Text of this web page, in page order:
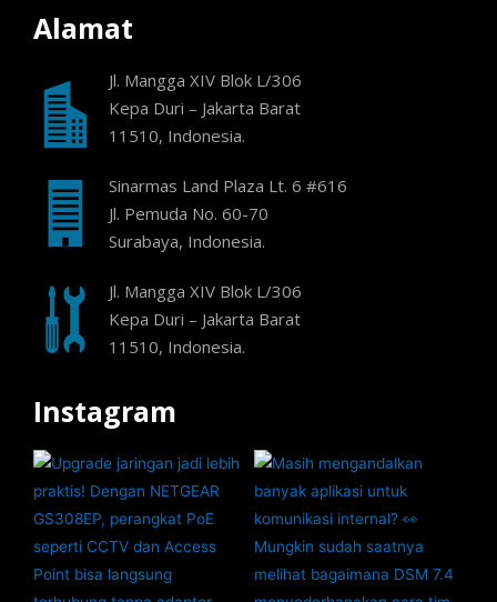
Alamat
Jl. Mangga XIV Blok L/306
Kepa Duri – Jakarta Barat
11510, Indonesia.
Sinarmas Land Plaza Lt. 6 #616
Jl. Pemuda No. 60-70
Surabaya, Indonesia.
Jl. Mangga XIV Blok L/306
Kepa Duri – Jakarta Barat
11510, Indonesia.
Instagram